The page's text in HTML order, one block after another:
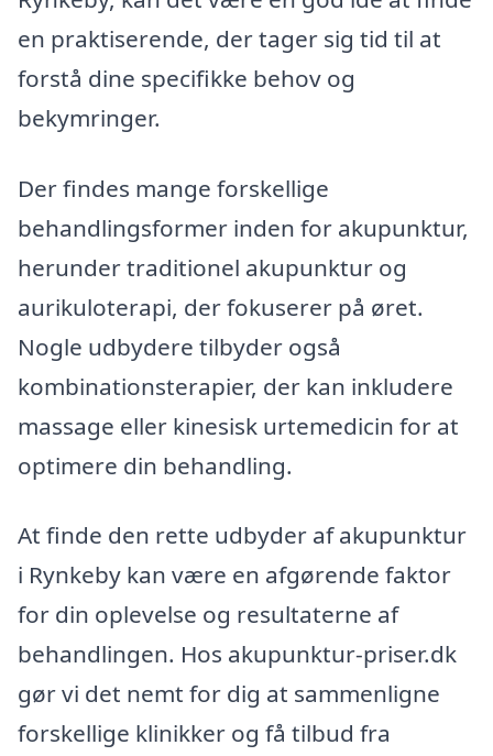
en praktiserende, der tager sig tid til at
forstå dine specifikke behov og
bekymringer.
Der findes mange forskellige
behandlingsformer inden for akupunktur,
herunder traditionel akupunktur og
aurikuloterapi, der fokuserer på øret.
Nogle udbydere tilbyder også
kombinationsterapier, der kan inkludere
massage eller kinesisk urtemedicin for at
optimere din behandling.
At finde den rette udbyder af akupunktur
i Rynkeby kan være en afgørende faktor
for din oplevelse og resultaterne af
behandlingen. Hos akupunktur-priser.dk
gør vi det nemt for dig at sammenligne
forskellige klinikker og få tilbud fra